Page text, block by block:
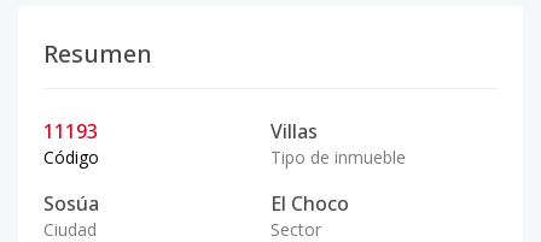
Resumen
11193
Código
Villas
Tipo de inmueble
Sosúa
Ciudad
El Choco
Sector